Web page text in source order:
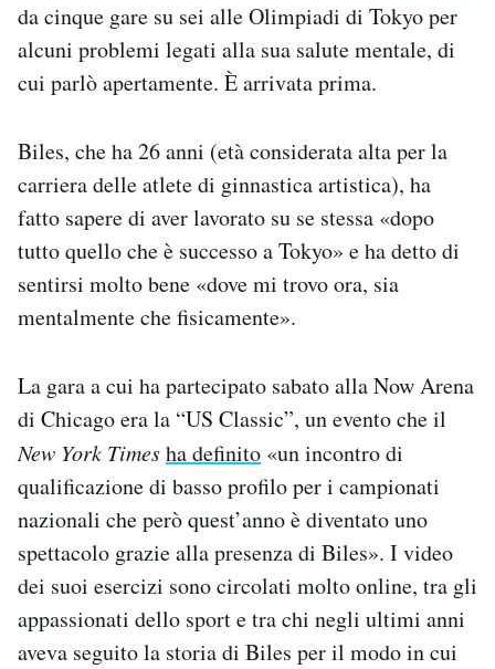
Notifiche mobile
Regala il Post
Hai bisogno di aiuto?
da cinque gare su sei alle Olimpiadi di Tokyo per
alcuni problemi legati alla sua salute mentale, di
cui parlò apertamente. È arrivata prima.
Biles, che ha 26 anni (età considerata alta per la
carriera delle atlete di ginnastica artistica), ha
fatto sapere di aver lavorato su se stessa «dopo
tutto quello che è successo a Tokyo» e ha detto di
sentirsi molto bene «dove mi trovo ora, sia
mentalmente che fisicamente».
La gara a cui ha partecipato sabato alla Now Arena
di Chicago era la “US Classic”, un evento che il
New York Timesha definito «un incontro di
qualificazione di basso profilo per i campionati
nazionali che però quest’anno è diventato uno
spettacolo grazie alla presenza di Biles». I video
dei suoi esercizi sono circolati molto online, tra gli
appassionati dello sport e tra chi negli ultimi anni
aveva seguito la storia di Biles per il modo in cui